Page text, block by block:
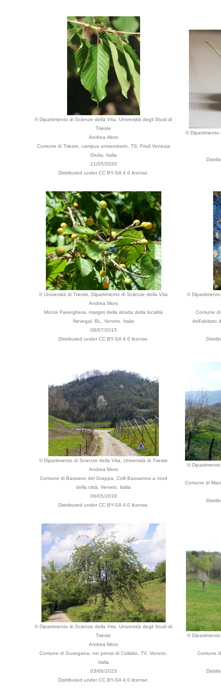
© Dipartimento di Scienze della Vita, Università degli Studi di
Trieste
Andrea Moro
Comune di Trieste, campus universitario, TS, Friuli Venezia
Giulia, Italia
21/05/2020
Distributed under CC BY-SA 4.0 license.
© Dipartimento
© Università di Trieste, Dipartimento di Scienze della Vita
Andrea Moro
Monte Faverghera, margini della strada della località
Nevegal, BL, Veneto, Italia
08/07/2015
Distributed under CC BY-SA 4.0 license.
©
Comune
dell'abitato
© Dipartimento di Scienze della Vita, Università di Trieste
Andrea Moro
Comune di Bassano del Grappa, Colli Bassanesi a nord
della città, Veneto, Italia
06/05/2018
Distributed under CC BY-SA 4.0 license.
©
Comune di
© Dipartimento di Scienze della Vita, Università degli Studi di
Trieste
Andrea Moro
Comune di Susegana, nei pressi di Collalto, TV, Veneto,
Italia
03/06/2023
Distributed under CC BY-SA 4.0 license.
©
Comune